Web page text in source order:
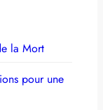
la Mort
pour une